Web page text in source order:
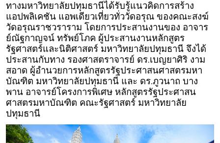
ทางมหาวิทยาลัยปทุมธานีได้รับรู้แนวคิดการสร้าง
แอปพลิเคชัน แอพเดียวเที่ยวทั่ววัดอรุณ ของคณะสงฆ์
วัดอรุณราชวราราม โดยการประสานงานของ อาจาร
ย์ณัฐกาญจน์ ทรัพย์โภค ผู้ประสานงานหลักสูตร
รัฐศาสตร์และนิติศาสตร์ มหาวิทยาลัยปทุมธานี จึงได้
ประสานกับทาง รองศาสตราจารย์ ดร.เบญยาศิริ งาม
สอาด ผู้อำนวยการหลักสูตรรัฐประศาสนศาสตรมหา
บัณฑิต มหาวิทยาลัยปทุมธานี และ ดร.ภูวนาถ บาง
พาน อาจารย์โครงการพิเศษ หลักสูตรรัฐประศาสน
ศาสตรมหาบัณฑิต คณะรัฐศาสตร์ มหาวิทยาลัย
ปทุมธานี